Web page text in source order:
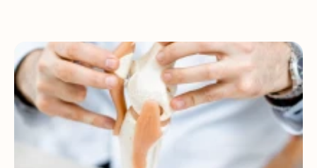
Реабилитация после замены коленного сустава